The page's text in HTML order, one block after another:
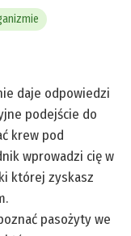
daje odpowiedzi
podejście do
krew pod
wprowadzi cię w
której zyskasz
pasożyty we